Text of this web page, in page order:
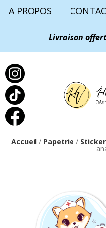
A PROPOS
Livraison
Accueil/ Papetrie /